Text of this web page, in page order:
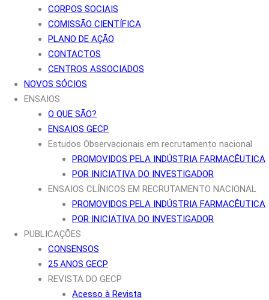
CORPOS SOCIAIS
COMISSÃO CIENTÍFICA
PLANO DE AÇÃO
CONTACTOS
CENTROS ASSOCIADOS
NOVOS SÓCIOS
ENSAIOS
O QUE SÃO?
ENSAIOS GECP
Estudos Observacionais em recrutamento nacional
PROMOVIDOS PELA INDÚSTRIA FARMACÊUTICA
POR INICIATIVA DO INVESTIGADOR
ENSAIOS CLÍNICOS EM RECRUTAMENTO NACIONAL
PROMOVIDOS PELA INDÚSTRIA FARMACÊUTICA
POR INICIATIVA DO INVESTIGADOR
PUBLICAÇÕES
CONSENSOS
25 ANOS GECP
REVISTA DO GECP
Acesso à Revista